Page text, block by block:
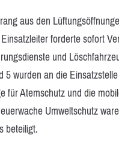
aus den
forderte sofort
und
5 wurden an die
für Atemschutz und die
Umweltschutz
beteiligt.